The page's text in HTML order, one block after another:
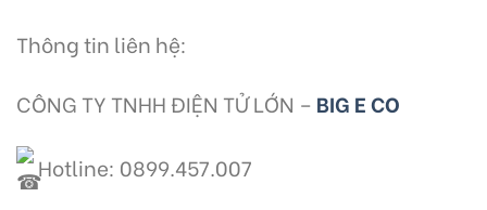
Thông tin liên hệ:
CÔNG TY TNHH ĐIỆN TỬ LỚN – BIG E CO
Hotline: 0899.457.007